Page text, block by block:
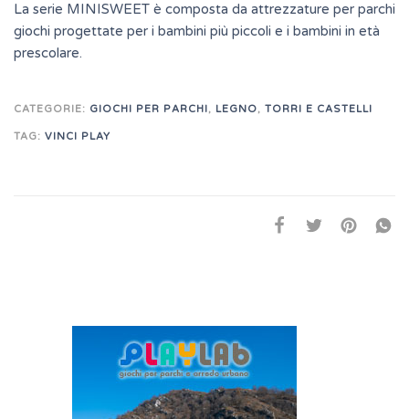
La serie MINISWEET è composta da attrezzature per parchi
giochi progettate per i bambini più piccoli e i bambini in età
prescolare.
CATEGORIE: GIOCHI PER PARCHI, LEGNO, TORRI E CASTELLI
TAG: VINCI PLAY